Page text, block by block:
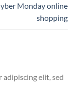
Monday online
shopping
elit, sed